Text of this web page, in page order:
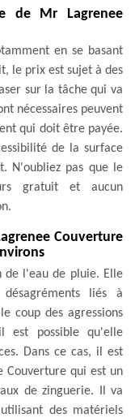
de Mr Lagrenee
en se basant
le prix est sujet à des
sur la tâche qui va
nécessaires peuvent
qui doit être payée.
de la surface
N'oubliez pas que le
gratuit et aucun
Couverture
de l'eau de pluie. Elle
liés à
coup des agressions
est possible qu'elle
Dans ce cas, il est
Couverture qui est un
de zinguerie. Il va
des matériels